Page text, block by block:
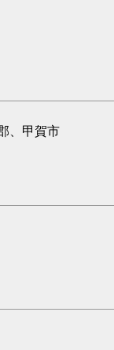
、甲賀市